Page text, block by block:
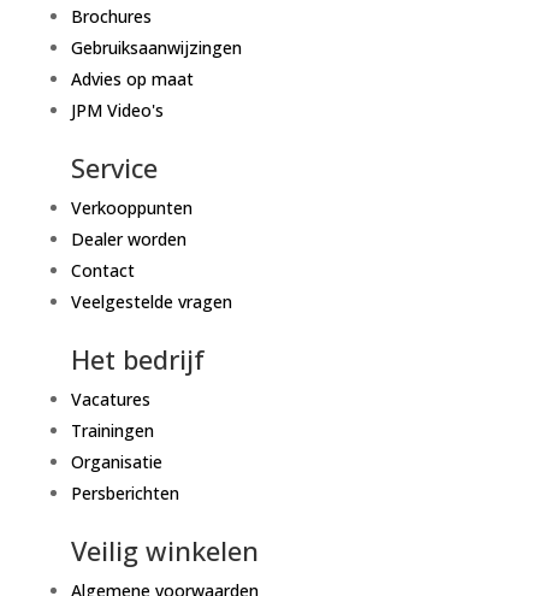
Brochures
Gebruiksaanwijzingen
Advies op maat
JPM Video's
Service
Verkooppunten
Dealer worden
Contact
Veelgestelde vragen
Het bedrijf
Vacatures
Trainingen
Organisatie
Persberichten
Veilig winkelen
Algemene voorwaarden